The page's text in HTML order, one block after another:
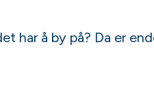
har å by på? Da er